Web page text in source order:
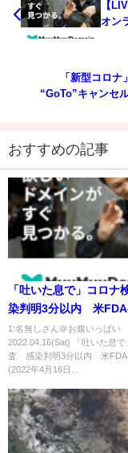
【
オン
「新型コロ
“GoTo”キャンセ
おすすめの記事
「吐いた息で」コロ
染判明3分以内 米FDA
(2022年4月16日)
1:名無しさん＠お腹いっぱい
2022.04.16(Sat) 「吐いた息で
査 感染判明3分以内 米FDA
(2022年4月16日...